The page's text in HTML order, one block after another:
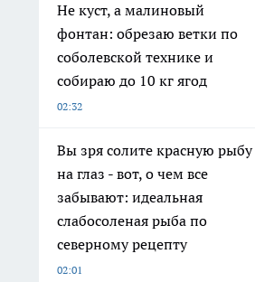
Не куст, а малиновый
фонтан: обрезаю ветки по
соболевской технике и
собираю до 10 кг ягод
02:32
Вы зря солите красную рыбу
на глаз - вот, о чем все
забывают: идеальная
слабосоленая рыба по
северному рецепту
02:01